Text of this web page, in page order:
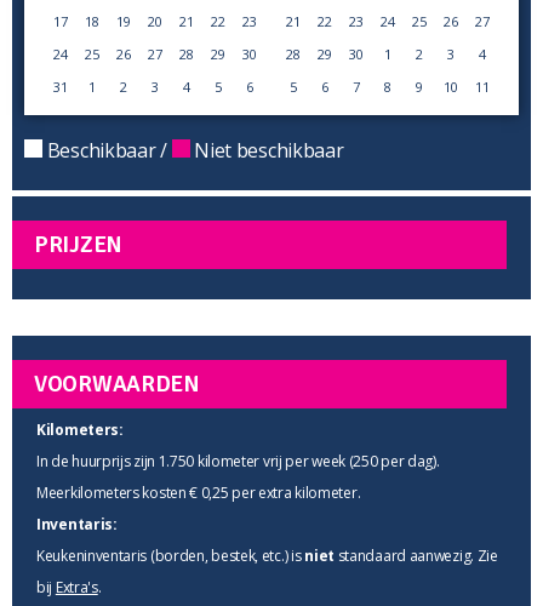
17
18 19 20 21 22
23
24
25 26 27 28 29
30
31
1 2 3 4 5 6
21
22 23 24 25 26
27
28
29 30 1 2 3
4
5
6 7 8 9 10 11
Beschikbaar / Niet beschikbaar
PRIJZEN
VOORWAARDEN
Kilometers:
In de huurprijs zijn 1.750 kilometer vrij per week (250 per dag).
Meerkilometers kosten € 0,25 per extra kilometer.
Inventaris:
Keukeninventaris (borden, bestek, etc.) isniet standaard aanwezig. Zie
bij Extra's.